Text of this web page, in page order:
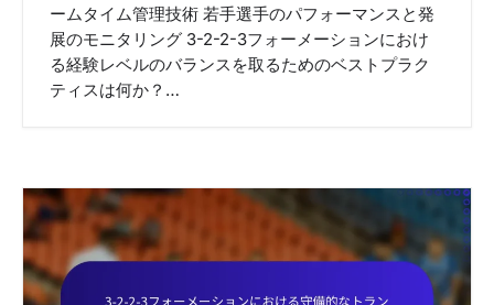
ームタイム管理技術 若手選手のパフォーマンスと発
展のモニタリング 3-2-2-3フォーメーションにおけ
る経験レベルのバランスを取るためのベストプラク
ティスは何か？…